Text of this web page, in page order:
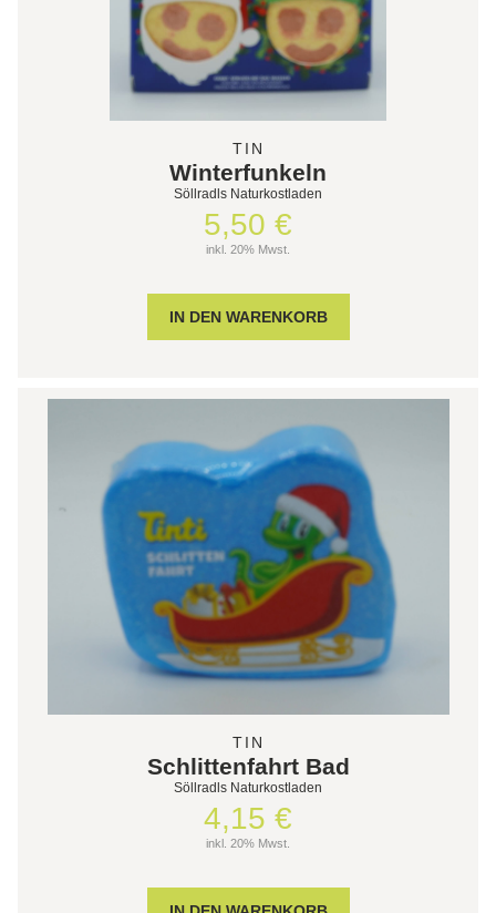
TIN
Winterfunkeln
Söllradls Naturkostladen
5,50 €
inkl. 20% Mwst.
TIN
Schlittenfahrt Bad
Söllradls Naturkostladen
4,15 €
inkl. 20% Mwst.